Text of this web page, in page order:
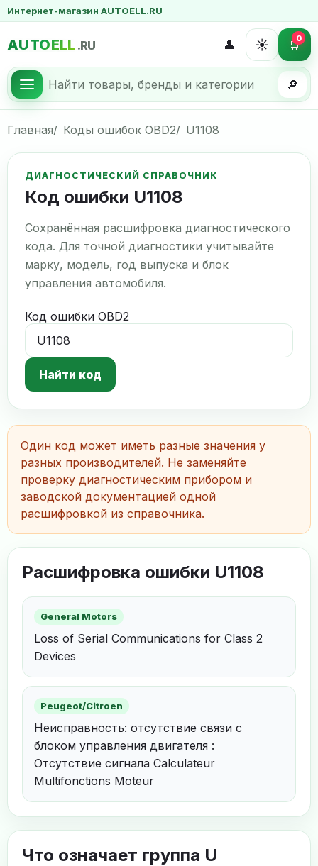
Интернет-магазин AUTOELL.RU
AUTOELL .RU
🔎
👤 ☀️ 🛒0
Главная Коды ошибок OBD2 U1108
ДИАГНОСТИЧЕСКИЙ СПРАВОЧНИК
Код ошибки U1108
Сохранённая расшифровка диагностического
кода. Для точной диагностики учитывайте
марку, модель, год выпуска и блок
управления автомобиля.
Код ошибки OBD2
Найти код
Один код может иметь разные значения у
разных производителей. Не заменяйте
проверку диагностическим прибором и
заводской документацией одной
расшифровкой из справочника.
Расшифровка ошибки U1108
General Motors
Loss of Serial Communications for Class 2
Devices
Peugeot/Citroen
Неисправность: отсутствие связи с
блоком управления двигателя :
Отсутствие сигнала Calculateur
Multifonctions Moteur
Что означает группа U